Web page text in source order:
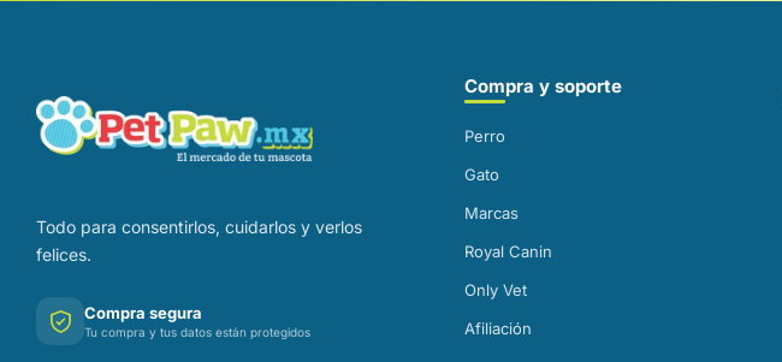
Todo para consentirlos, cuidarlos y verlos
felices.
Compra segura
Tu compra y tus datos están protegidos
Compra y soporte
Perro
Gato
Marcas
Royal Canin
Only Vet
Afiliación